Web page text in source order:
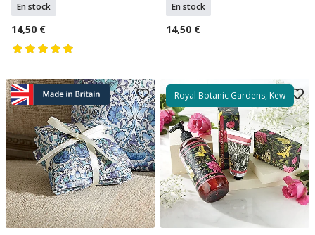
En stock
14,50 €
En stock
14,50 €
Royal Botanic Gardens, Kew